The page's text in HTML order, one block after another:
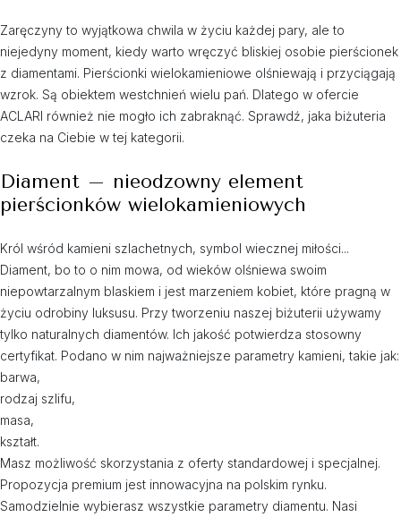
Zaręczyny to wyjątkowa chwila w życiu każdej pary, ale to
niejedyny moment, kiedy warto wręczyć bliskiej osobie pierścionek
z diamentami. Pierścionki wielokamieniowe olśniewają i przyciągają
wzrok. Są obiektem westchnień wielu pań. Dlatego w ofercie
ACLARI również nie mogło ich zabraknąć. Sprawdź, jaka biżuteria
czeka na Ciebie w tej kategorii.
Diament – nieodzowny element
pierścionków wielokamieniowych
Król wśród kamieni szlachetnych, symbol wiecznej miłości...
Diament, bo to o nim mowa, od wieków olśniewa swoim
niepowtarzalnym blaskiem i jest marzeniem kobiet, które pragną w
życiu odrobiny luksusu. Przy tworzeniu naszej biżuterii używamy
tylko naturalnych diamentów. Ich jakość potwierdza stosowny
certyfikat. Podano w nim najważniejsze parametry kamieni, takie jak:
barwa,
rodzaj szlifu,
masa,
kształt.
Masz możliwość skorzystania z oferty standardowej i specjalnej.
Propozycja premium jest innowacyjna na polskim rynku.
Samodzielnie wybierasz wszystkie parametry diamentu. Nasi